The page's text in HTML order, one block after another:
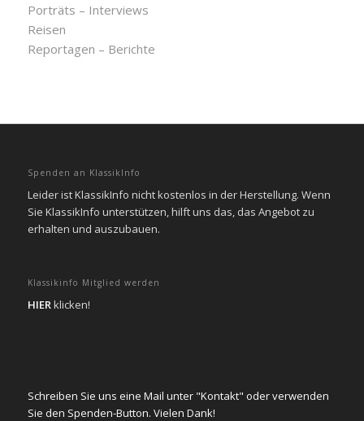
Porträts – Interviews
Reisen
Reportagen – Berichte
Spenden an KlassikInfo
Leider ist KlassikInfo nicht kostenlos in der Herstellung. Wenn
Sie KlassikInfo unterstützen, hilft uns das, das Angebot zu
erhalten und auszubauen.
Klassikinfo Mitglied werden
HIERklicken!
Schreiben Sie uns eine Mail unter "Kontakt" oder verwenden
Sie den Spenden-Button. Vielen Dank!